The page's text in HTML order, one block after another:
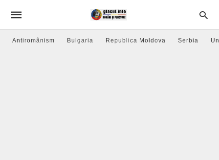
Antiromânism Bulgaria Republica Moldova Serbia